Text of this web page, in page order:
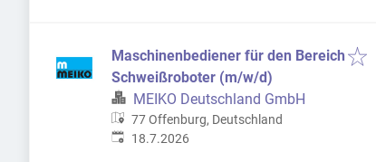
Maschinenbediener für den Bereich
Schweißroboter (m/w/d)
MEIKO Deutschland GmbH
77 Offenburg, Deutschland
Veröffentlicht:
18.7.2026